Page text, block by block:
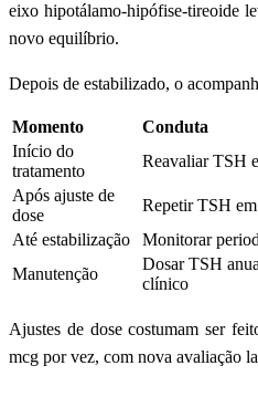
eixo hipotálamo-hipófise-tireoide
novo equilíbrio.
Depois de estabilizado, o
Momento
Conduta
Início do
tratamento
Reavaliar TSH
Após ajuste de
dose
Repetir TSH
Até estabilização
Monitorar
Manutenção
Dosar TSH
clínico
Ajustes de dose costumam ser
mcg por vez, com nova avaliação